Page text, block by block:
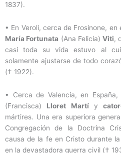
1837).
• En Veroli, cerca de Frosinone,
María Fortunata (Ana Felicia)Viti,
casi toda su vida estuvo al
solamente ajustarse de todo
(† 1922).
• Cerca de Valencia, en España,
(Francisca) Lloret Martíy
mártires. Una era superiora
Congregación de la Doctrina
causa de la fe en Cristo durante
en la devastadora guerra civil (†